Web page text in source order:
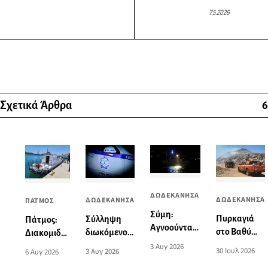
7.5.2026
Σχετικά Άρθρα 6
ΠΑΤΜΟΣ
Πάτμος:
Διακομιδή
στη Λέρο
6 Αυγ 2026
ΔΩΔΕΚΑΝΗΣΑ
Σύλληψη
διωκόμενου
στην
3 Αυγ 2026
ΔΩΔΕΚΑΝΗΣΑ
Σύμη:
Αγνοούνται
επιβάτες
3 Αυγ 2026
ΔΩΔΕΚΑΝΗΣΑ
Πυρκαγιά
στο Βαθύ
Καλύμνου,
30 Ιουλ 2026